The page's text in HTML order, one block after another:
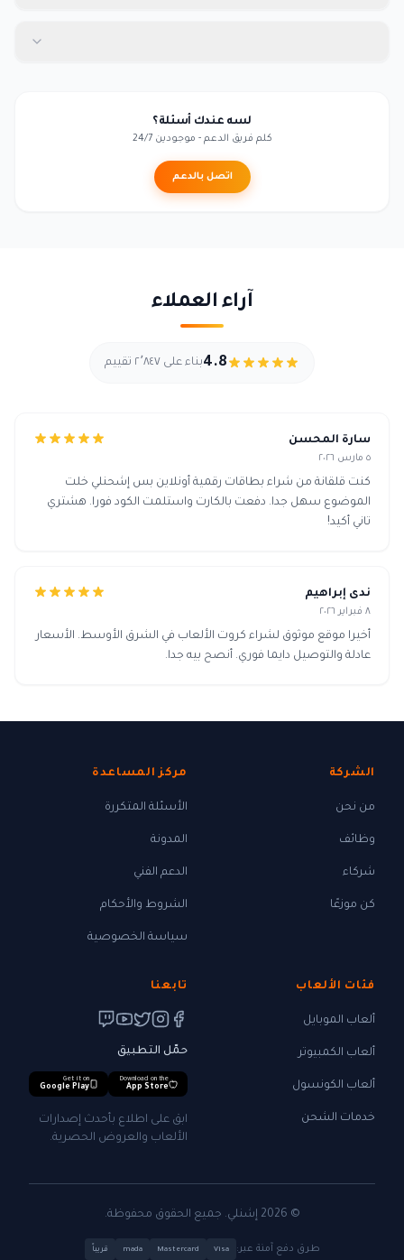
لسه عندك أسئلة؟
كلم فريق الدعم - موجودين 24/7
اتصل بالدعم
آراء العملاء
4.8بناء على ٢٬٨٤٧ تقييم
سارة المحسن
٥ مارس ٢٠٢٦
كنت قلقانة من شراء بطاقات رقمية أونلاين بس إشحنلي خلت
الموضوع سهل جدا. دفعت بالكارت واستلمت الكود فورا. هشتري
تاني أكيد!
ندى إبراهيم
٨ فبراير ٢٠٢٦
أخيرا موقع موثوق لشراء كروت الألعاب في الشرق الأوسط. الأسعار
عادلة والتوصيل دايما فوري. أنصح بيه جدا.
الشركة
من نحن
وظائف
شركاء
كن موزعًا
مركز المساعدة
الأسئلة المتكررة
المدونة
الدعم الفني
الشروط والأحكام
سياسة الخصوصية
فئات الألعاب
ألعاب الموبايل
ألعاب الكمبيوتر
ألعاب الكونسول
خدمات الشحن
تابعنا
حمّل التطبيق
Download on the
App Store
Get it on
Google Play
ابق على اطلاع بأحدث إصدارات
الألعاب والعروض الحصرية.
© 2026 إشنلي. جميع الحقوق محفوظة.
طرق دفع آمنة عبر: Visa
Mastercard
mada قريباً